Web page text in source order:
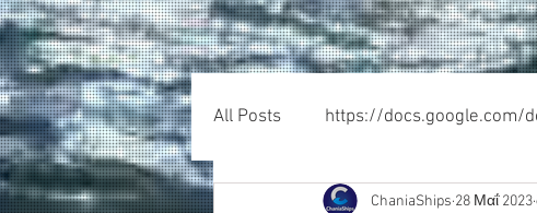
All Posts https://docs.google.com/
ChaniaShips 28 Μαΐ 2023